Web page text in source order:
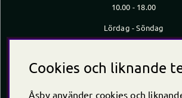
10.00 - 18.00
Lördag - Söndag
10.00 - 16.00
*Caféet stänger 30 min innan
Cookies och liknande
Åsby använder cookies och